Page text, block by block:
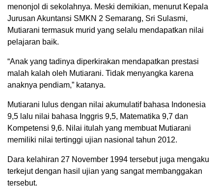
menonjol di sekolahnya. Meski demikian, menurut Kepala
Jurusan Akuntansi SMKN 2 Semarang, Sri Sulasmi,
Mutiarani termasuk murid yang selalu mendapatkan nilai
pelajaran baik.
“Anak yang tadinya diperkirakan mendapatkan prestasi
malah kalah oleh Mutiarani. Tidak menyangka karena
anaknya pendiam,” katanya.
Mutiarani lulus dengan nilai akumulatif bahasa Indonesia
9,5 lalu nilai bahasa Inggris 9,5, Matematika 9,7 dan
Kompetensi 9,6. Nilai itulah yang membuat Mutiarani
memiliki nilai tertinggi ujian nasional tahun 2012.
Dara kelahiran 27 November 1994 tersebut juga mengaku
terkejut dengan hasil ujian yang sangat membanggakan
tersebut.